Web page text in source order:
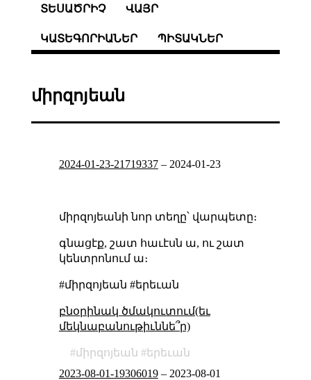
ՏԵՍԱԾՐԻՉ ՎԱՅՐ
ԿԱՏԵԳՈՐԻԱՆԵՐ ՊԻՏԱԿՆԵՐ
միրզոյեան
2024-01-23-21719337– 2024-01-23
միրզոյեանի նոր տեղը՝ վարպետը։
գնացէք, շատ հաւէսն ա, ու շատ
կենտրոնում ա։
#միրզոյեան #երեւան
բնօրինակ ծմակուտում(եւ
մեկնաբանութիւննե՞ր)
միրզոյեան
երեւան
2023-08-01-19306019– 2023-08-01